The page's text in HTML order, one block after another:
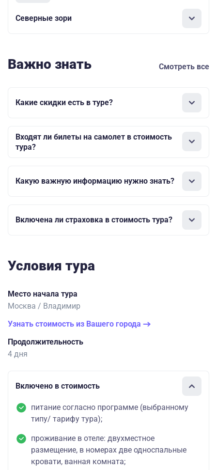
Северные зори
Важно знать Смотреть все
Какие скидки есть в туре?
Входят ли билеты на самолет в стоимость
тура?
Какую важную информацию нужно знать?
Включена ли страховка в стоимость тура?
Условия тура
Место начала тура
Москва / Владимир
Узнать стоимость из Вашего города
Продолжительность
4 дня
Включено в стоимость
питание согласно программе (выбранному
типу/ тарифу тура);
проживание в отеле: двухместное
размещение, в номерах две односпальные
кровати, ванная комната;